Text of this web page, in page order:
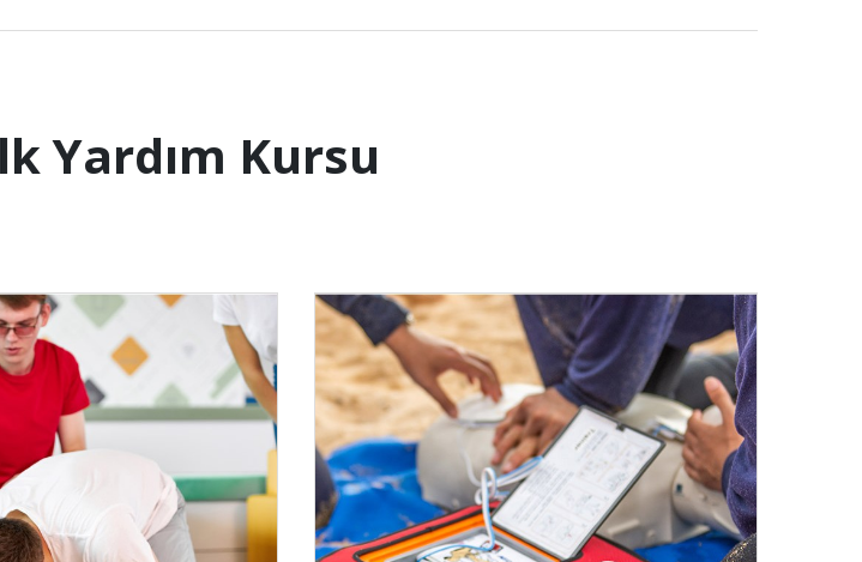
Yardım Kursu